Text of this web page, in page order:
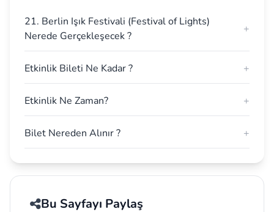
21. Berlin Işık Festivali (Festival of Lights)
Nerede Gerçekleşecek ?
+
Etkinlik Bileti Ne Kadar ? +
Etkinlik Ne Zaman? +
Bilet Nereden Alınır ? +
Bu Sayfayı Paylaş